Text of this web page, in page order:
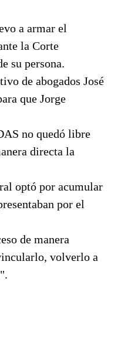
a armar el
la Corte
su persona.
de abogados José
que Jorge
no quedó libre
directa la
optó por acumular
por el
de manera
volverlo a